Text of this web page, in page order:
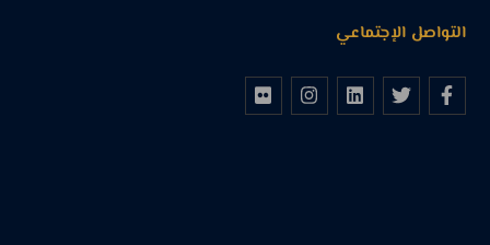
التواصل الإجتماعي